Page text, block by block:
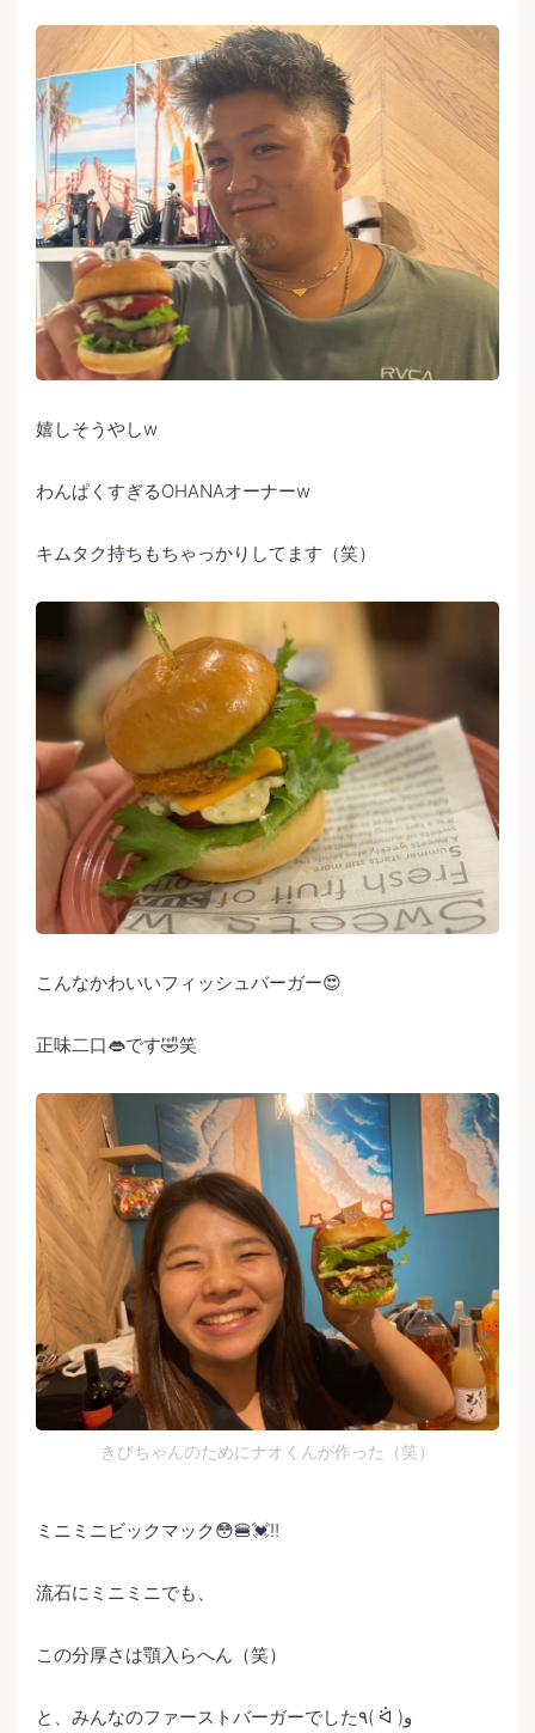
嬉しそうやしw
わんぱくすぎるOHANAオーナーw
キムタク持ちもちゃっかりしてます（笑）
こんなかわいいフィッシュバーガー😍
正味二口👄です🤣笑
きびちゃんのためにナオくんが作った（笑）
ミニミニビックマック😳🍔💓‼️
流石にミニミニでも、
この分厚さは顎入らへん（笑）
と、みんなのファーストバーガーでした٩( ᐛ )و